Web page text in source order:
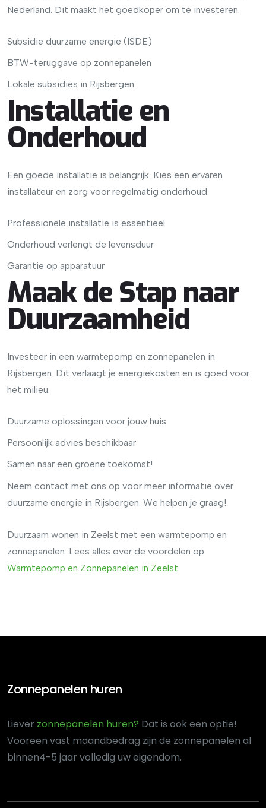
Nederland. Dit maakt het goedkoper om te investeren.
Subsidie duurzame energie (ISDE)
BTW-teruggave op zonnepanelen
Lokale subsidies in Rijsbergen
Installatie en
Onderhoud
Een goede installatie is belangrijk. Kies een ervaren
installateur en zorg voor regelmatig onderhoud.
Professionele installatie is essentieel
Onderhoud verlengt de levensduur
Garantie op apparatuur
Maak de Stap naar
Duurzaamheid
Investeer in een warmtepomp en zonnepanelen in
Rijsbergen. Dit verlaagt je energiekosten en is goed voor
het milieu.
Duurzame oplossingen voor jouw huis
Persoonlijk advies beschikbaar
Samen naar een groene toekomst!
Neem contact met ons op voor meer informatie over
duurzame energie in Rijsbergen. We helpen je graag!
Duurzaam wonen in Zeelst met een warmtepomp en
zonnepanelen. Lees alles over de voordelen op
Warmtepomp en Zonnepanelen in Zeelst.
Zonnepanelen huren
Liever zonnepanelen huren? Dat is ook een optie!
Vooreen vast maandbedrag zijn de zonnepanelen al
binnen4-5 jaar volledig uw eigendom.